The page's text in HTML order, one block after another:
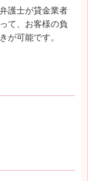
護士が貸金業者
て、お客様の負
が可能です。